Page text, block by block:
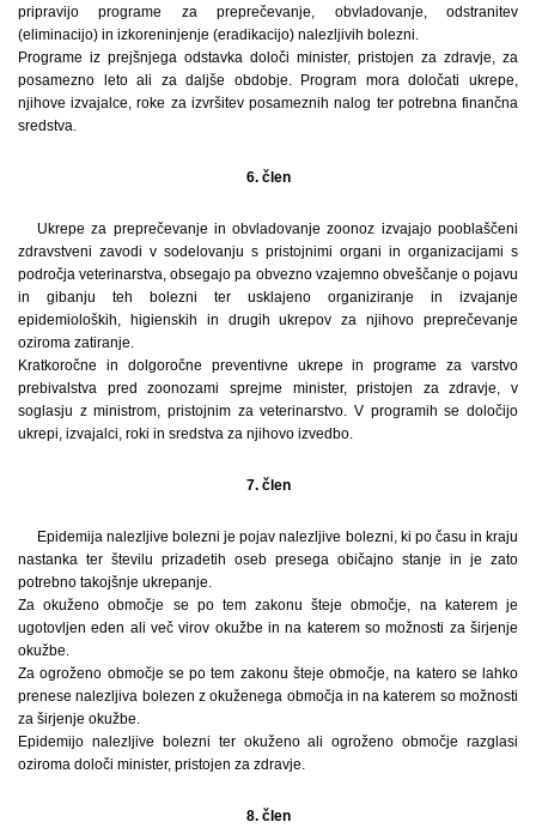
pripravijo programe za preprečevanje, obvladovanje, odstranitev
(eliminacijo) in izkoreninjenje (eradikacijo) nalezljivih bolezni.
Programe iz prejšnjega odstavka določi minister, pristojen za zdravje, za
posamezno leto ali za daljše obdobje. Program mora določati ukrepe,
njihove izvajalce, roke za izvršitev posameznih nalog ter potrebna finančna
sredstva.
6. člen
Ukrepe za preprečevanje in obvladovanje zoonoz izvajajo pooblaščeni
zdravstveni zavodi v sodelovanju s pristojnimi organi in organizacijami s
področja veterinarstva, obsegajo pa obvezno vzajemno obveščanje o pojavu
in gibanju teh bolezni ter usklajeno organiziranje in izvajanje
epidemioloških, higienskih in drugih ukrepov za njihovo preprečevanje
oziroma zatiranje.
Kratkoročne in dolgoročne preventivne ukrepe in programe za varstvo
prebivalstva pred zoonozami sprejme minister, pristojen za zdravje, v
soglasju z ministrom, pristojnim za veterinarstvo. V programih se določijo
ukrepi, izvajalci, roki in sredstva za njihovo izvedbo.
7. člen
Epidemija nalezljive bolezni je pojav nalezljive bolezni, ki po času in kraju
nastanka ter številu prizadetih oseb presega običajno stanje in je zato
potrebno takojšnje ukrepanje.
Za okuženo območje se po tem zakonu šteje območje, na katerem je
ugotovljen eden ali več virov okužbe in na katerem so možnosti za širjenje
okužbe.
Za ogroženo območje se po tem zakonu šteje območje, na katero se lahko
prenese nalezljiva bolezen z okuženega območja in na katerem so možnosti
za širjenje okužbe.
Epidemijo nalezljive bolezni ter okuženo ali ogroženo območje razglasi
oziroma določi minister, pristojen za zdravje.
8. člen